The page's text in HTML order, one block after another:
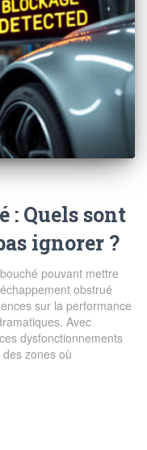
: Quels sont
ignorer ?
pouvant mettre
obstrué
sur la performance
Avec
dysfonctionnements
zones où